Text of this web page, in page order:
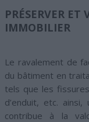
PRÉSERVER ET
IMMOBILIER
Le ravalement de
du bâtiment en
tels que les
d’enduit, etc.
contribue à la